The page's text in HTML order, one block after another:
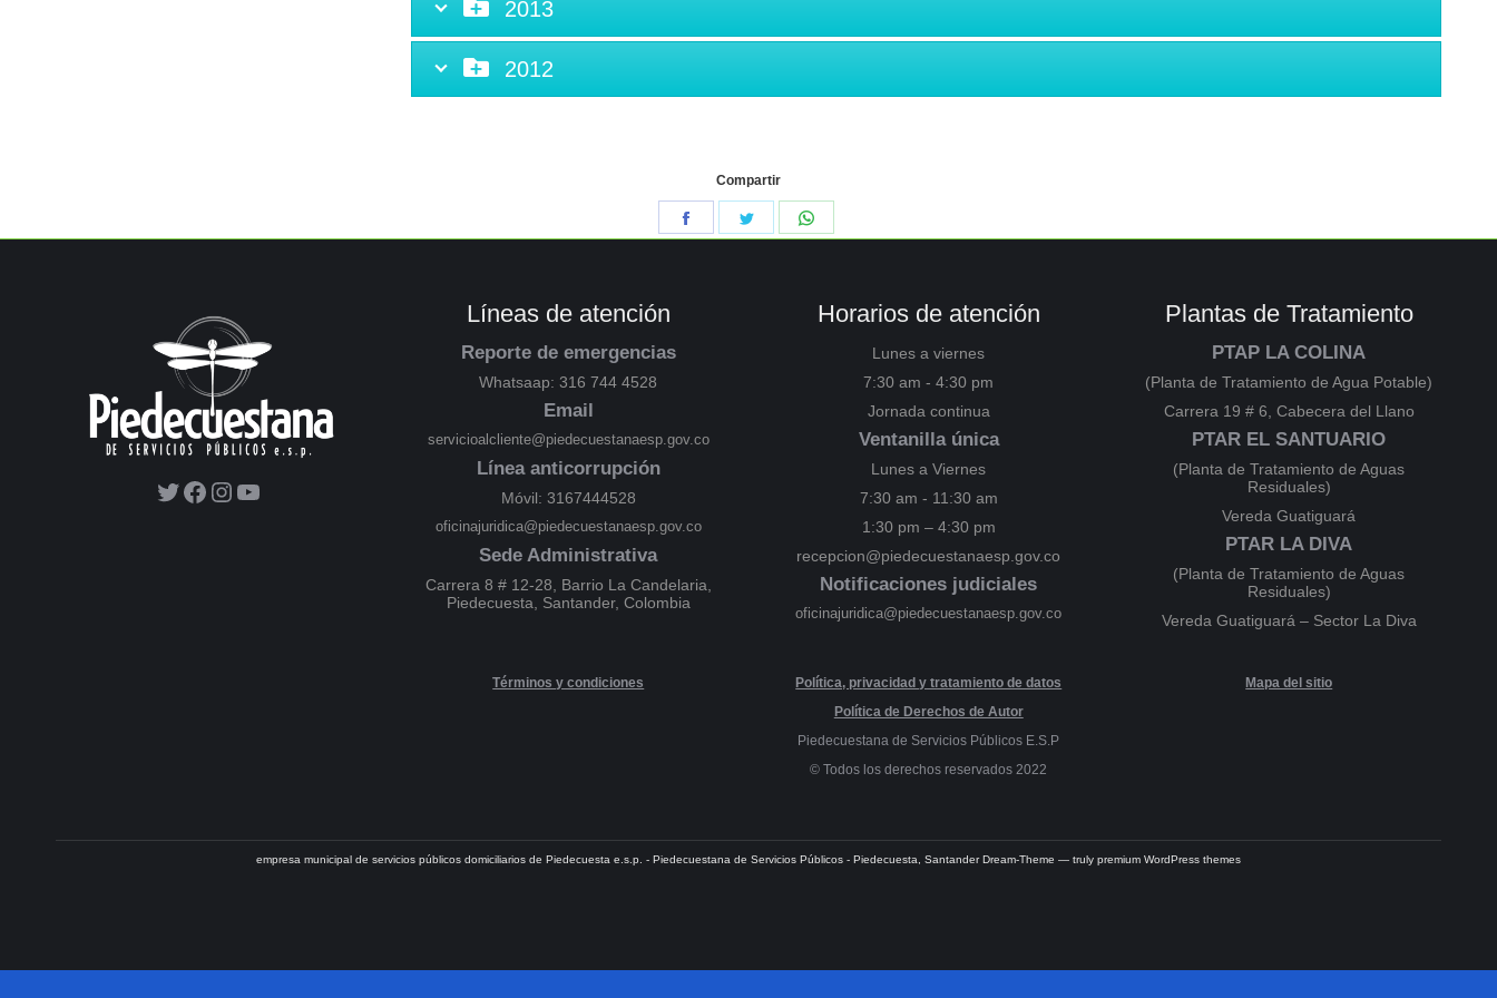
2013
2012
Compartir
Líneas de atención
Reporte de emergencias
Whatsaap: 316 744 4528
Email
servicioalcliente@piedecuestanaesp.gov.co
Línea anticorrupción
Móvil: 3167444528
oficinajuridica@piedecuestanaesp.gov.co
Sede Administrativa
Carrera 8 # 12-28, Barrio La Candelaria,
Piedecuesta, Santander, Colombia
Horarios de atención
Lunes a viernes
7:30 am - 4:30 pm
Jornada continua
Ventanilla única
Lunes a Viernes
7:30 am - 11:30 am
1:30 pm – 4:30 pm
recepcion@piedecuestanaesp.gov.co
Notificaciones judiciales
oficinajuridica@piedecuestanaesp.gov.co
Plantas de Tratamiento
PTAP LA COLINA
(Planta de Tratamiento de Agua Potable)
Carrera 19 # 6, Cabecera del Llano
PTAR EL SANTUARIO
(Planta de Tratamiento de Aguas
Residuales)
Vereda Guatiguará
PTAR LA DIVA
(Planta de Tratamiento de Aguas
Residuales)
Vereda Guatiguará – Sector La Diva
Términos y condiciones
Política, privacidad y tratamiento de datos
Política de Derechos de Autor
Piedecuestana de Servicios Públicos E.S.P
© Todos los derechos reservados 2022
Mapa del sitio
empresa municipal de servicios públicos domiciliarios de Piedecuesta e.s.p. - Piedecuestana de Servicios Públicos - Piedecuesta, Santander Dream-Theme — truly premium WordPress themes